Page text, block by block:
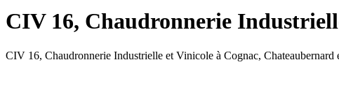
CIV 16, Chaudronnerie
CIV 16, Chaudronnerie Industrielle et Vinicole à Cognac, Chateaubernard